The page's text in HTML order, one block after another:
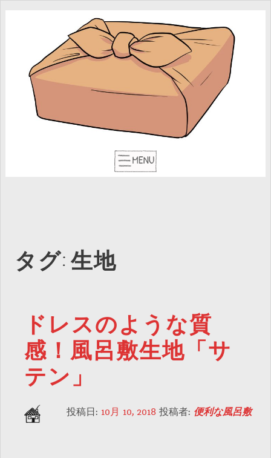
タグ:生地
ドレスのような質
感！風呂敷生地「サ
テン」
投稿日: 10月 10, 2018 投稿者: 便利な風呂敷